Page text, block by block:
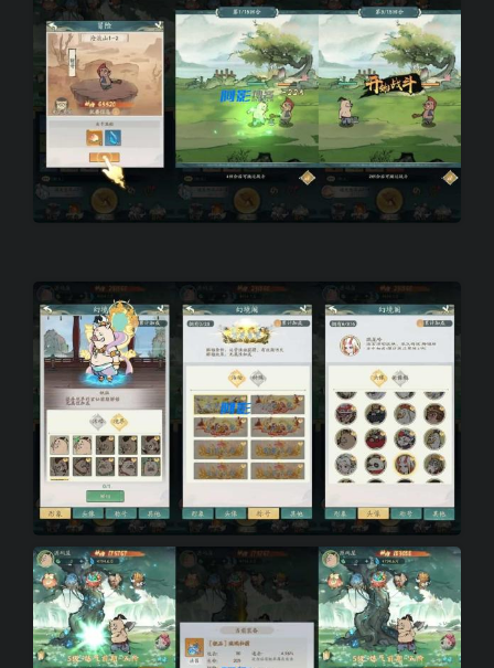
0a59a546ef8f46c6dd9a4b5193173a9e_4-7.jpg
c198e4af19d37245a658886b4d2bafcb_3-8.jpg